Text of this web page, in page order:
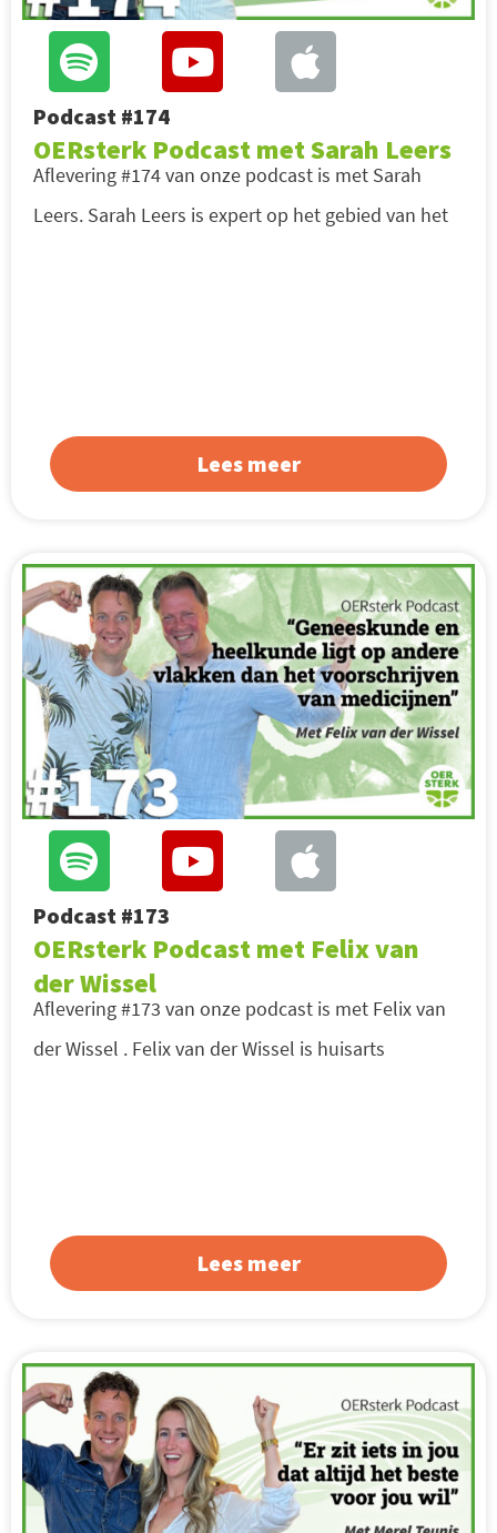
Podcast #174
OERsterk Podcast met Sarah Leers
Aflevering #174 van onze podcast is met Sarah
Leers. Sarah Leers is expert op het gebied van het
Lees meer
Podcast #173
OERsterk Podcast met Felix van
der Wissel
Aflevering #173 van onze podcast is met Felix van
der Wissel . Felix van der Wissel is huisarts
Lees meer